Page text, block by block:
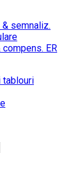
& semnaliz.
compens. ER
tablouri